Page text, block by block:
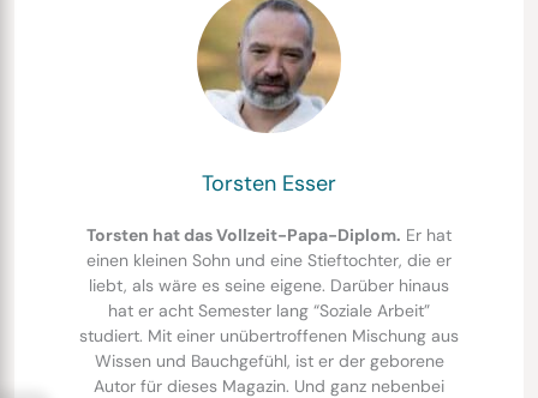
Torsten Esser
Torsten hat das Vollzeit-Papa-Diplom. Er hat
einen kleinen Sohn und eine Stieftochter, die er
liebt, als wäre es seine eigene. Darüber hinaus
hat er acht Semester lang “Soziale Arbeit”
studiert. Mit einer unübertroffenen Mischung aus
Wissen und Bauchgefühl, ist er der geborene
Autor für dieses Magazin. Und ganz nebenbei